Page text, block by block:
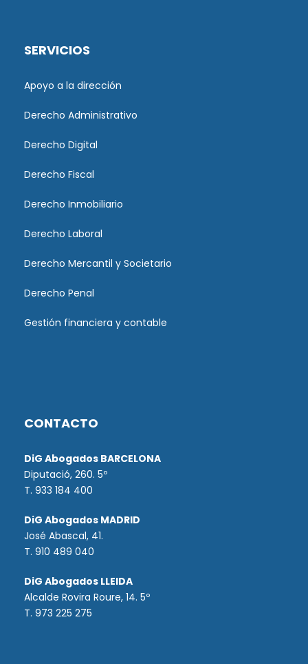
SERVICIOS
Apoyo a la dirección
Derecho Administrativo
Derecho Digital
Derecho Fiscal
Derecho Inmobiliario
Derecho Laboral
Derecho Mercantil y Societario
Derecho Penal
Gestión financiera y contable
CONTACTO
DiG Abogados BARCELONA
Diputació, 260. 5º
T. 933 184 400
DiG Abogados MADRID
José Abascal, 41.
T. 910 489 040
DiG Abogados LLEIDA
Alcalde Rovira Roure, 14. 5º
T. 973 225 275